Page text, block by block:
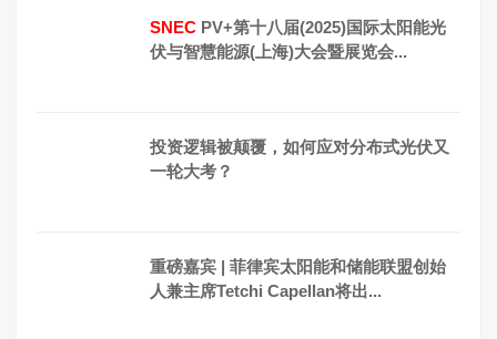
SNEC PV+第十八届(2025)国际太阳能光
伏与智慧能源(上海)大会暨展览会...
投资逻辑被颠覆，如何应对分布式光伏又
一轮大考？
重磅嘉宾 | 菲律宾太阳能和储能联盟创始
人兼主席Tetchi Capellan将出...